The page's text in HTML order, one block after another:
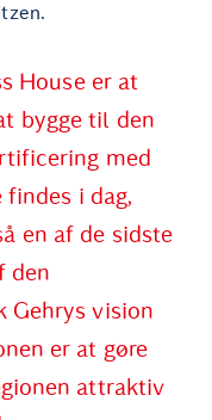
House er at
bygge til den
med
i dag,
en af de sidste
den
Gehrys vision
er at gøre
attraktiv